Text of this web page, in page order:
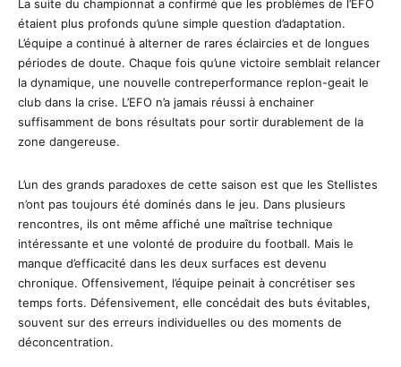
La suite du championnat a confirmé que les problèmes de l’EFO
étaient plus profonds qu’une simple question d’adaptation.
L’équipe a continué à alterner de rares éclaircies et de longues
périodes de doute. Chaque fois qu’une victoire semblait relancer
la dynamique, une nouvelle contreperformance replon-geait le
club dans la crise. L’EFO n’a jamais réussi à enchainer
suffisamment de bons résultats pour sortir durablement de la
zone dangereuse.
L’un des grands paradoxes de cette saison est que les Stellistes
n’ont pas toujours été dominés dans le jeu. Dans plusieurs
rencontres, ils ont même affiché une maîtrise technique
intéressante et une volonté de produire du football. Mais le
manque d’efficacité dans les deux surfaces est devenu
chronique. Offensivement, l’équipe peinait à concrétiser ses
temps forts. Défensivement, elle concédait des buts évitables,
souvent sur des erreurs individuelles ou des moments de
déconcentration.